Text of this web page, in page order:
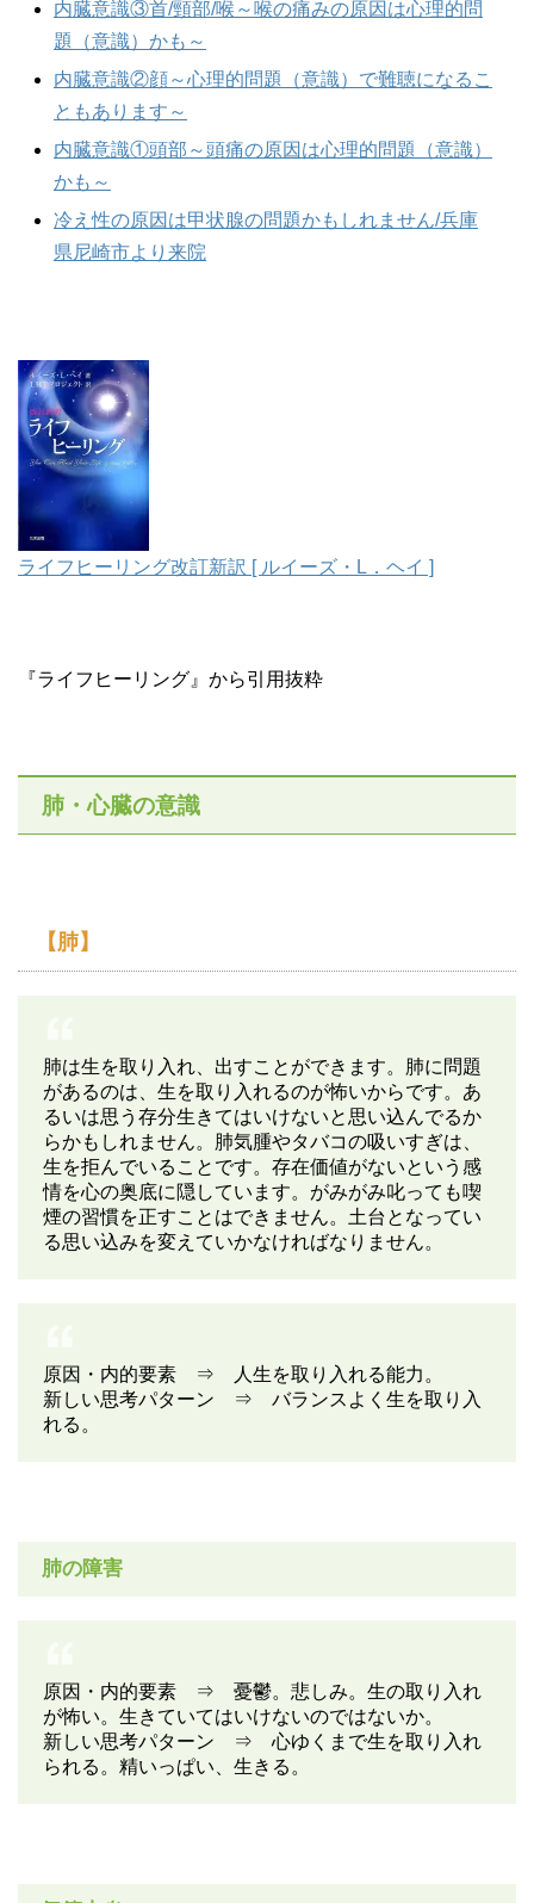
内臓意識③首/頸部/喉～喉の痛みの原因は心理的問
題（意識）かも～
内臓意識②顔～心理的問題（意識）で難聴になるこ
ともあります～
内臓意識①頭部～頭痛の原因は心理的問題（意識）
かも～
冷え性の原因は甲状腺の問題かもしれません/兵庫
県尼崎市より来院
ライフヒーリング改訂新訳 [ ルイーズ・L．ヘイ ]
『ライフヒーリング』から引用抜粋
肺・心臓の意識
【肺】
肺は生を取り入れ、出すことができます。肺に問題
があるのは、生を取り入れるのが怖いからです。あ
るいは思う存分生きてはいけないと思い込んでるか
らかもしれません。肺気腫やタバコの吸いすぎは、
生を拒んでいることです。存在価値がないという感
情を心の奥底に隠しています。がみがみ叱っても喫
煙の習慣を正すことはできません。土台となってい
る思い込みを変えていかなければなりません。
原因・内的要素 ⇒ 人生を取り入れる能力。
新しい思考パターン ⇒ バランスよく生を取り入
れる。
肺の障害
原因・内的要素 ⇒ 憂鬱。悲しみ。生の取り入れ
が怖い。生きていてはいけないのではないか。
新しい思考パターン ⇒ 心ゆくまで生を取り入れ
られる。精いっぱい、生きる。